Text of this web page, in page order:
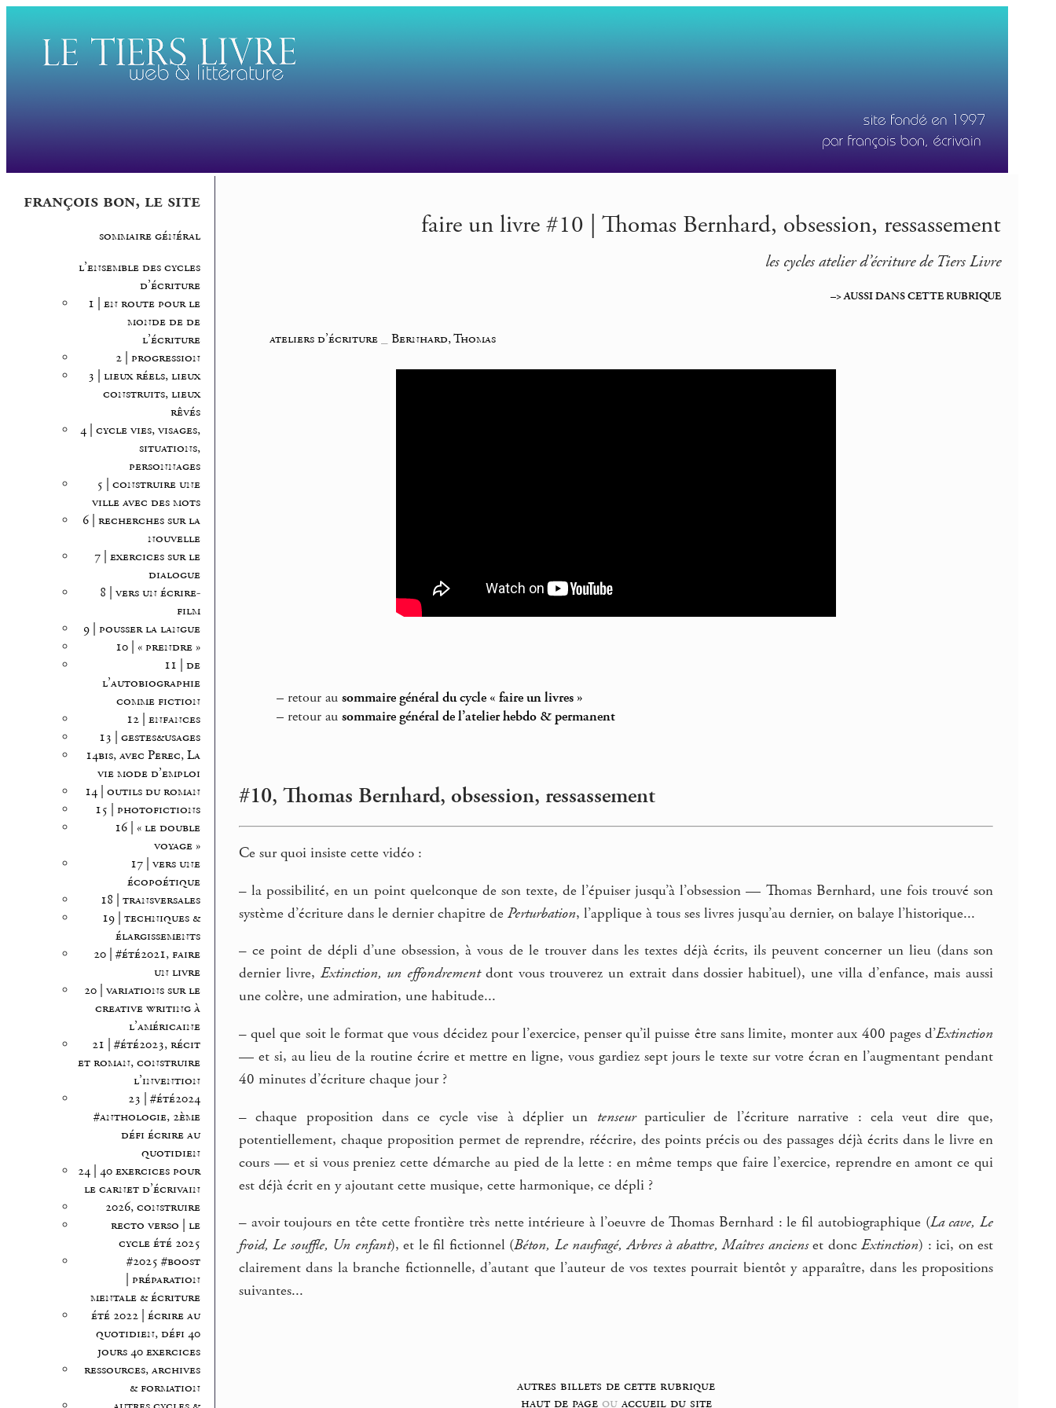
françois bon, le site
sommaire général
l’ensemble des cycles
d’écriture
1 | en route pour le
monde de de
l’écriture
2 | progression
3 | lieux réels, lieux
construits, lieux
rêvés
4 | cycle vies, visages,
situations,
personnages
5 | construire une
ville avec des mots
6 | recherches sur la
nouvelle
7 | exercices sur le
dialogue
8 | vers un écrire-
film
9 | pousser la langue
10 | « prendre »
11 | de
l’autobiographie
comme fiction
12 | enfances
13 | gestes&usages
14bis, avec Perec, La
vie mode d’emploi
14 | outils du roman
15 | photofictions
16 | « le double
voyage »
17 | vers une
écopoétique
18 | transversales
19 | techniques &
élargissements
20 | #été2021, faire
un livre
20 | variations sur le
creative writing à
l’américaine
21 | #été2023, récit
et roman, construire
l’invention
23 | #été2024
#anthologie, 2ème
défi écrire au
quotidien
24 | 40 exercices pour
le carnet d’écrivain
2026, construire
recto verso | le
cycle été 2025
#2025 #boost
| préparation
mentale & écriture
été 2022 | écrire au
quotidien, défi 40
jours 40 exercices
ressources, archives
& formation
faire un livre #10 | Thomas Bernhard, obsession, ressassement
les cycles atelier d’écriture de Tiers Livre
–> AUSSI DANS CETTE RUBRIQUE
ateliers d’écriture _Bernhard, Thomas
– retour au sommaire général du cycle « faire un livres »
– retour au sommaire général de l’atelier hebdo & permanent
#10, Thomas Bernhard, obsession, ressassement
Ce sur quoi insiste cette vidéo :
– la possibilité, en un point quelconque de son texte, de l’épuiser jusqu’à l’obsession — Thomas Bernhard, une fois trouvé son
système d’écriture dans le dernier chapitre de Perturbation, l’applique à tous ses livres jusqu’au dernier, on balaye l’historique...
– ce point de dépli d’une obsession, à vous de le trouver dans les textes déjà écrits, ils peuvent concerner un lieu (dans son
dernier livre, Extinction, un effondrementdont vous trouverez un extrait dans dossier habituel), une villa d’enfance, mais aussi
une colère, une admiration, une habitude...
– quel que soit le format que vous décidez pour l’exercice, penser qu’il puisse être sans limite, monter aux 400 pages d’Extinction
— et si, au lieu de la routine écrire et mettre en ligne, vous gardiez sept jours le texte sur votre écran en l’augmentant pendant
40 minutes d’écriture chaque jour ?
– chaque proposition dans ce cycle vise à déplier un tenseurparticulier de l’écriture narrative : cela veut dire que,
potentiellement, chaque proposition permet de reprendre, réécrire, des points précis ou des passages déjà écrits dans le livre en
cours — et si vous preniez cette démarche au pied de la lette : en même temps que faire l’exercice, reprendre en amont ce qui
est déjà écrit en y ajoutant cette musique, cette harmonique, ce dépli ?
– avoir toujours en tête cette frontière très nette intérieure à l’oeuvre de Thomas Bernhard : le fil autobiographique (La cave, Le
froid, Le souffle, Un enfant), et le fil fictionnel (Béton, Le naufragé, Arbres à abattre, Maîtres ancienset doncExtinction) : ici, on est
clairement dans la branche fictionnelle, d’autant que l’auteur de vos textes pourrait bientôt y apparaître, dans les propositions
suivantes...
autres billets de cette rubrique
haut de pageouaccueil du site